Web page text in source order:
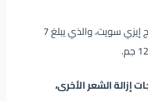
سعره مرتفع قليلًا بالمقارنة مع منتج إيزي سويت، والذي يبلغ 7
إزالة الشعر الأخرى،